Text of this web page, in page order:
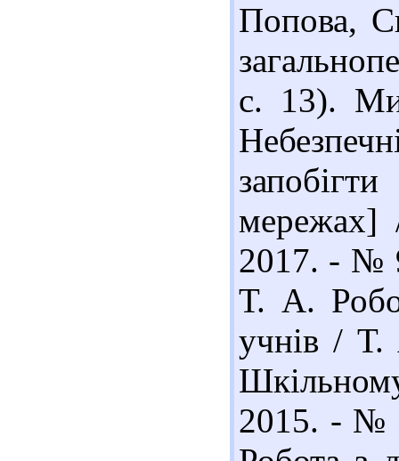
Попова,
с. 13).
2017. - №
Т. А.
учнів /
2015. - №